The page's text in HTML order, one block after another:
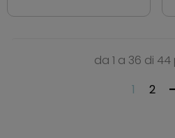
da 1 a 36 di
1
2